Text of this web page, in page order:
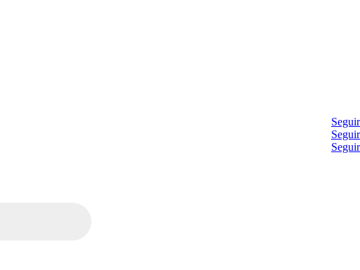
Seguir
Seguir
Seguir